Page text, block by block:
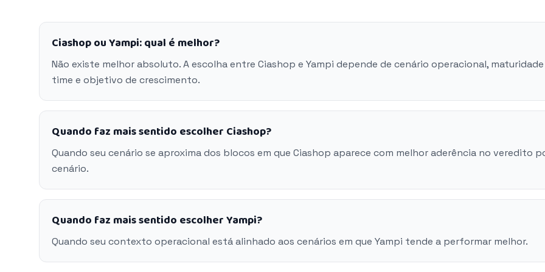
Ciashop ou Yampi: qual é melhor?
Não existe melhor absoluto. A escolha entre Ciashop e Yampi depende de cenário operacional,
time e objetivo de crescimento.
Quando faz mais sentido escolher Ciashop?
Quando seu cenário se aproxima dos blocos em que Ciashop aparece com melhor aderência no veredito
cenário.
Quando faz mais sentido escolher Yampi?
Quando seu contexto operacional está alinhado aos cenários em que Yampi tende a performar melhor.